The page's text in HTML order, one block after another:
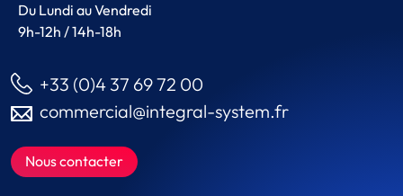
Du Lundi au Vendredi
9h-12h / 14h-18h
+33 (0)4 37 69 72 00
commercial@integral-system.fr
Nous contacter